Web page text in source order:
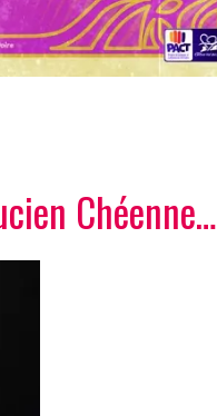
Chéenne…